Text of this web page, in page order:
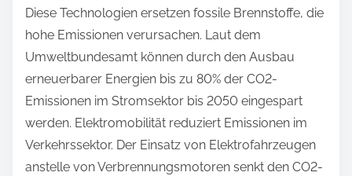
Diese Technologien ersetzen fossile Brennstoffe, die
hohe Emissionen verursachen. Laut dem
Umweltbundesamt können durch den Ausbau
erneuerbarer Energien bis zu 80% der CO2-
Emissionen im Stromsektor bis 2050 eingespart
werden. Elektromobilität reduziert Emissionen im
Verkehrssektor. Der Einsatz von Elektrofahrzeugen
anstelle von Verbrennungsmotoren senkt den CO2-